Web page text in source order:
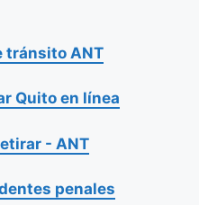
tránsito ANT
Quito en línea
- ANT
penales